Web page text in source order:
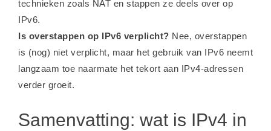
technieken zoals NAT en stappen ze deels over op
IPv6.
Is overstappen op IPv6 verplicht? Nee, overstappen
is (nog) niet verplicht, maar het gebruik van IPv6 neemt
langzaam toe naarmate het tekort aan IPv4-adressen
verder groeit.
Samenvatting: wat is IPv4 in